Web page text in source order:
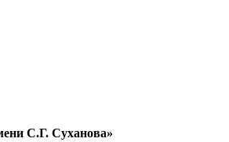
С.Г. Суханова»